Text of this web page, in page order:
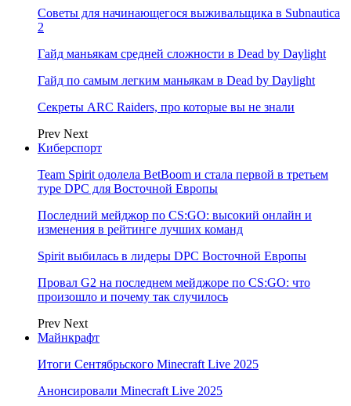
Советы для начинающегося выживальщика в Subnautica
2
Гайд маньякам средней сложности в Dead by Daylight
Гайд по самым легким маньякам в Dead by Daylight
Секреты ARC Raiders, про которые вы не знали
Prev Next
Киберспорт
Team Spirit одолела BetBoom и стала первой в третьем
туре DPC для Восточной Европы
Последний мейджор по CS:GO: высокий онлайн и
изменения в рейтинге лучших команд
Spirit выбилась в лидеры DPC Восточной Европы
Провал G2 на последнем мейджоре по CS:GO: что
произошло и почему так случилось
Prev Next
Майнкрафт
Итоги Сентябрьского Minecraft Live 2025
Анонсировали Minecraft Live 2025